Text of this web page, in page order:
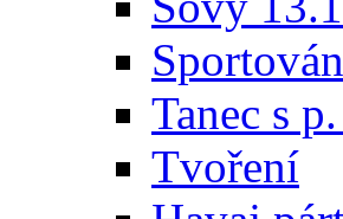
Tanec s
Tvoření